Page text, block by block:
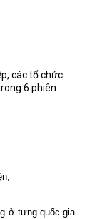
các tổ chức
6 phiên
ở tưng quốc gia